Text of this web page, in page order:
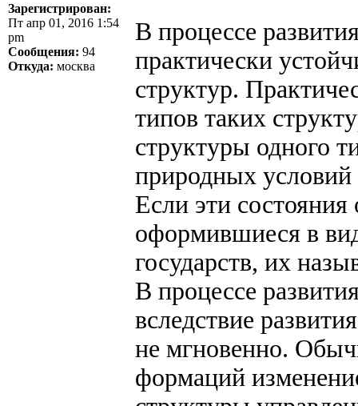
Зарегистрирован:
Пт апр 01, 2016 1:54
pm
Сообщения: 94
Откуда: москва
В процессе
практически
структур.
типов таких
структуры одного
природных условий
Если эти
оформившиеся в
государств, их
В процессе
вследствие
не мгновенно.
формаций